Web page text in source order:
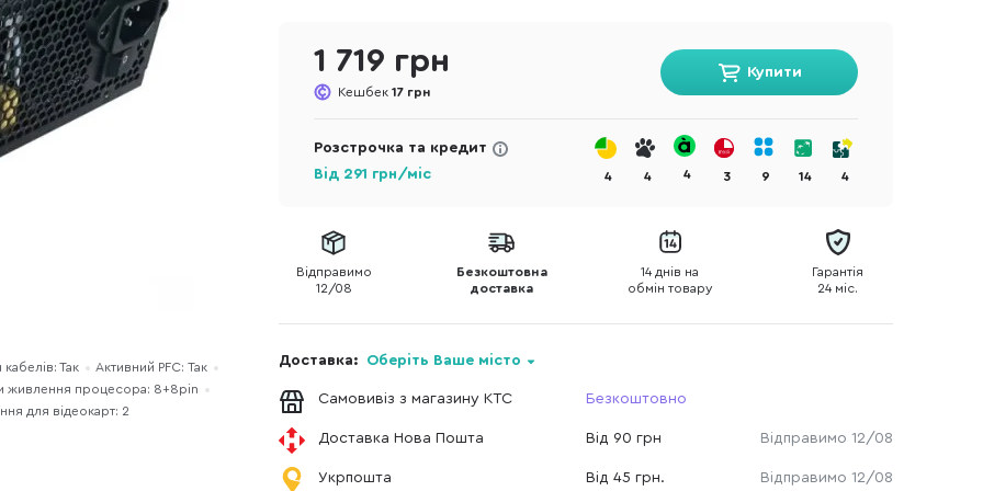
Так
Активний PFC: Так
живлення процесора: 8+8pin
для відеокарт: 2
1 719 грн
Кешбек 17 грн
Купити
Розстрочка та кредит
Від 291 грн/міс 4 4 4 3 9 14 4
Відправимо
12/08
Безкоштовна
доставка
14 днів на
обмін товару
Гарантія
24 міс.
Доставка: Оберіть Ваше місто
Самовивіз з магазину КТС Безкоштовно
Доставка Нова Пошта Від 90 грн Відправимо 12/08
Укрпошта Від 45 грн. Відправимо 12/08